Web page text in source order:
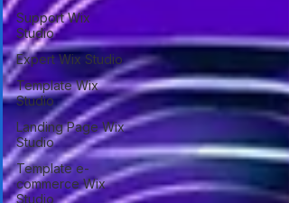
Support Wix
Studio
Expert Wix Studio
Template Wix
Studio
Landing Page Wix
Studio
Template e-
commerce Wix
Studio